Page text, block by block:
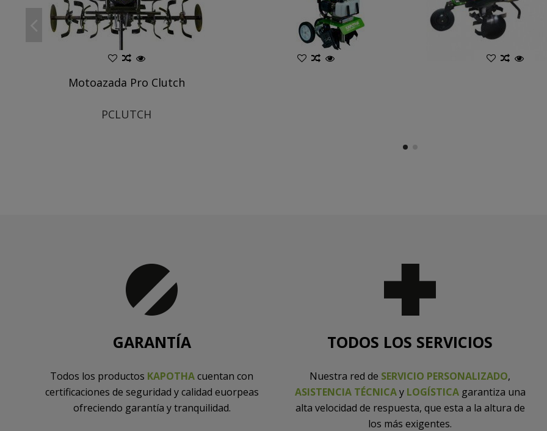
Motoazada Pro Clutch
PCLUTCH
GARANTÍA
Todos los productos KAPOTHAcuentan con
certificaciones de seguridad y calidad euorpeas
ofreciendo garantía y tranquilidad.
TODOS LOS SERVICIOS
Nuestra red de SERVICIO PERSONALIZADO,
ASISTENCIA TÉCNICAy LOGÍSTICAgarantiza una
alta velocidad de respuesta, que esta a la altura de
los más exigentes.